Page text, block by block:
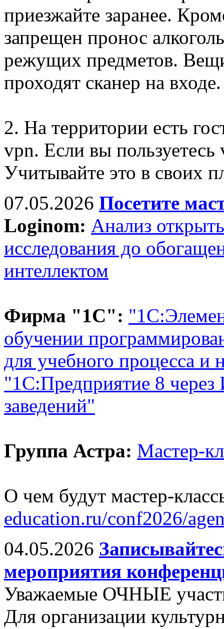
приезжайте заранее.
запрещен пронос
режущих предметов.
проходят сканер на входе.
2. На территории есть
vpn. Если вы
Учитывайте это в своих
07.05.2026 Посетите
Loginom: Анализ
исследования до
интеллектом
Фирма "1С":
обучении
для учебного процесса и
"1С:Предприятие 8 через
заведений"
Группа Астра: Мастер-
О чем будут мастер-
education.ru/conf2026/
04.05.2026
мероприятия
Уважаемые ОЧНЫЕ
Для организации